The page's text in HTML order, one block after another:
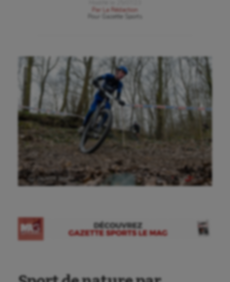
Par
La Rédaction
Gazette Sports
Ⓒ Gazette Sports